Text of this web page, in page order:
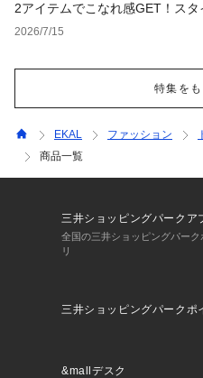
2アイテムでこなれ感GET！スタ
う夏コーデ
2026/7/15
特集を
EKAL ファッション
商品一覧
三井ショッピングパークア
全国の三井ショッピングパー
リ
三井ショッピングパークポ
&mallデスク